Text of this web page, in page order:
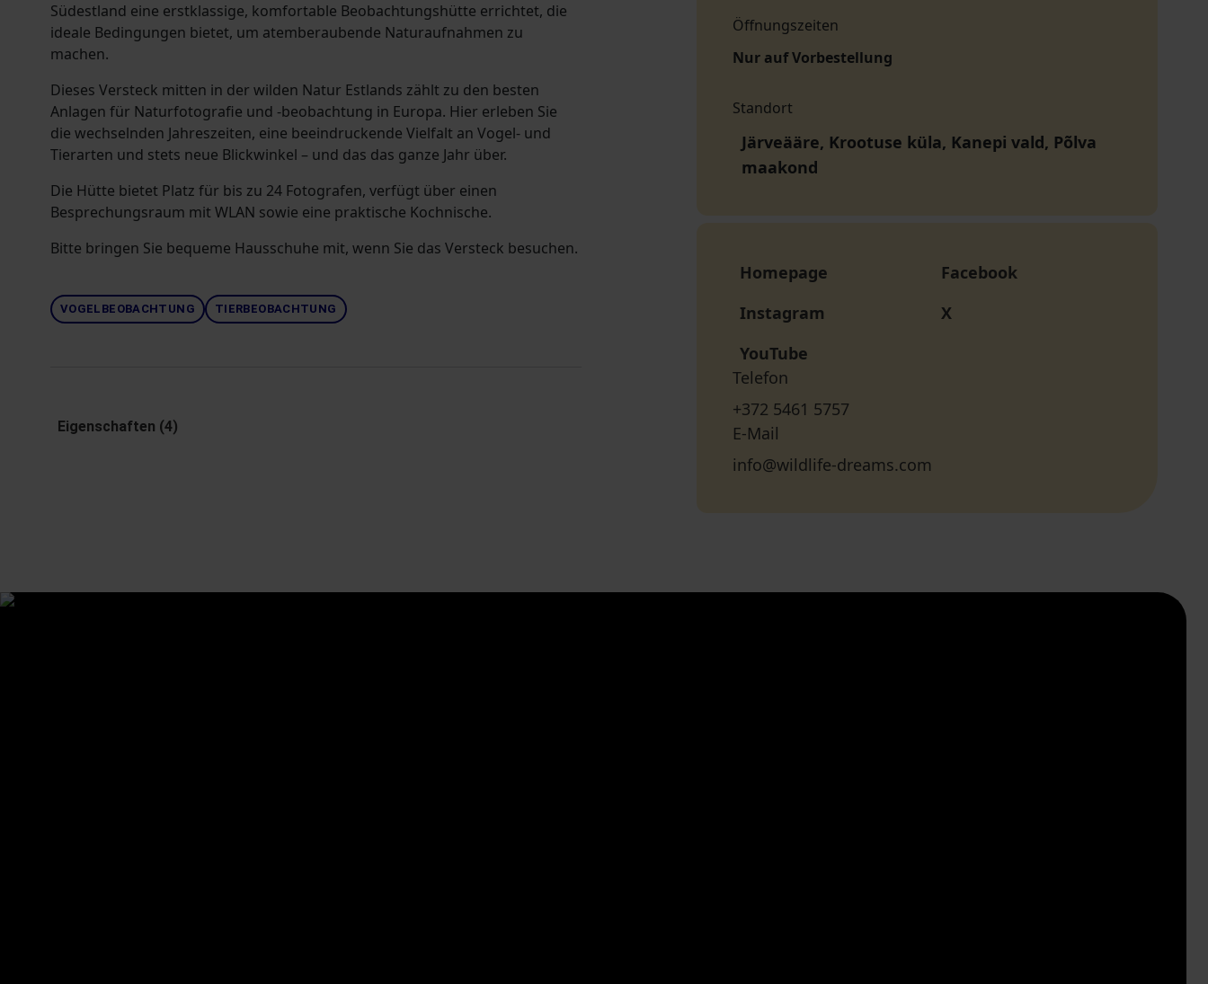
Südestland eine erstklassige, komfortable Beobachtungshütte errichtet, die
ideale Bedingungen bietet, um atemberaubende Naturaufnahmen zu
machen.
Dieses Versteck mitten in der wilden Natur Estlands zählt zu den besten
Anlagen für Naturfotografie und -beobachtung in Europa. Hier erleben Sie
die wechselnden Jahreszeiten, eine beeindruckende Vielfalt an Vogel- und
Tierarten und stets neue Blickwinkel – und das das ganze Jahr über.
Die Hütte bietet Platz für bis zu 24 Fotografen, verfügt über einen
Besprechungsraum mit WLAN sowie eine praktische Kochnische.
Bitte bringen Sie bequeme Hausschuhe mit, wenn Sie das Versteck besuchen.
VOGELBEOBACHTUNG TIERBEOBACHTUNG
Eigenschaften (4)
Öffnungszeiten
Nur auf Vorbestellung
Standort
Järveääre, Krootuse küla, Kanepi vald, Põlva
maakond
Homepage
Facebook
Instagram
X
YouTube
Telefon
+372 5461 5757
E-Mail
info@wildlife-dreams.com